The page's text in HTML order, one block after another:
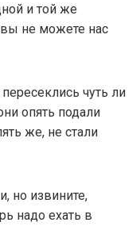
и той же
не можете нас
чуть ли
опять подали
же, не стали
но извините,
надо ехать в